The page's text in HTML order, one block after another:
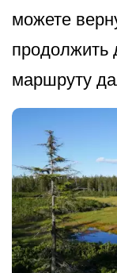
можете
продолжить
маршруту